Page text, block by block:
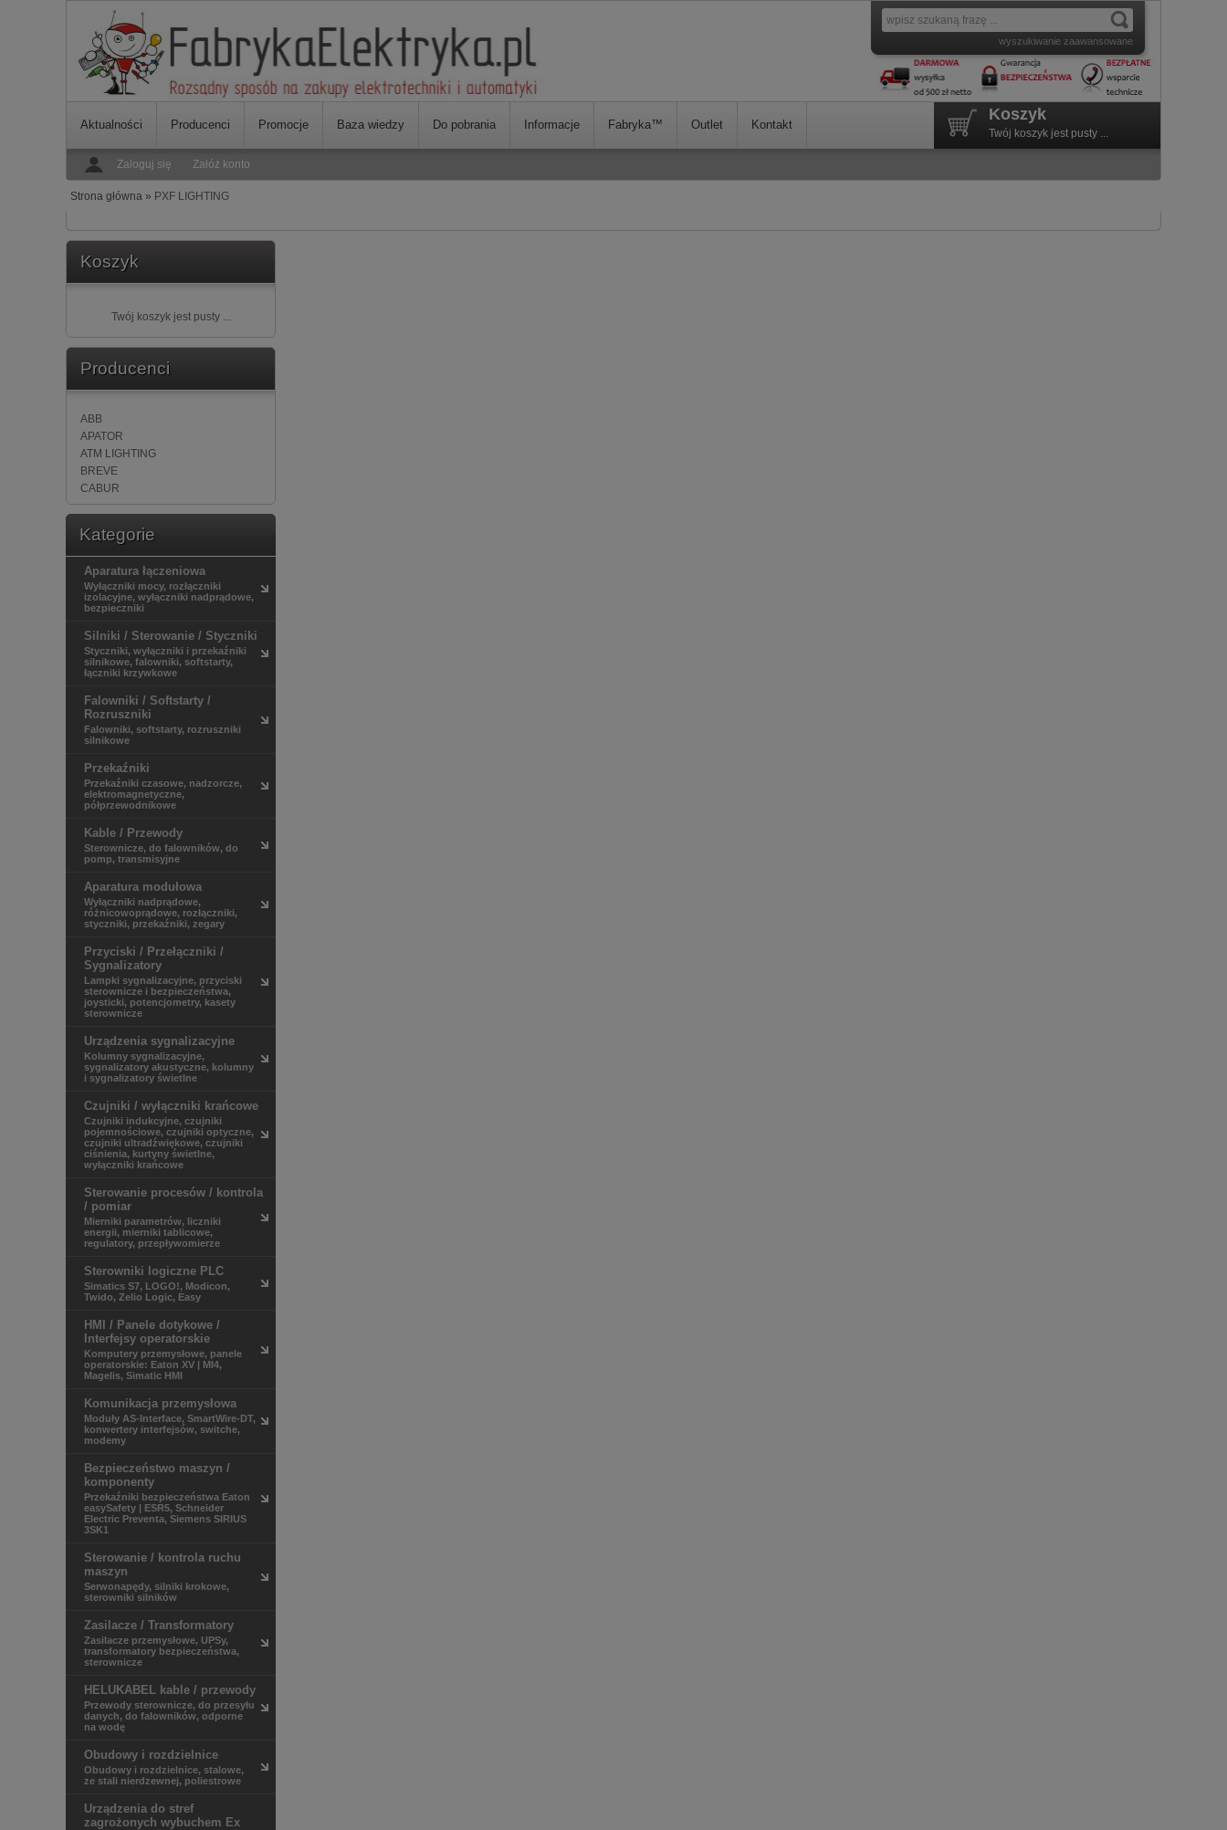
wyszukiwanie zaawansowane
Aktualności Producenci Promocje Baza wiedzy Do pobrania Informacje Fabryka™ Outlet Kontakt
Koszyk
Twój koszyk jest pusty ...
Zaloguj się Załóż konto
Strona główna » PXF LIGHTING
Koszyk
Twój koszyk jest pusty ...
Producenci
ABB
APATOR
ATM LIGHTING
BREVE
CABUR
CANALPLAST
Cel-Mar
DANFOSS
DATALOGIC
DEHN
EATON
ELEKTRO-PLAST OPATÓWEK
ENSTO
ES-SYSTEM
ETI-POLAM
F&F
FINDER
GEWISS
GS Software
Hager
HELUKABEL
HITACHI
KANLUX
LEDIT
Ledvance
LEGRAND
LUMEL
MEGGER
NITECORE
NOVATEK-ELECTRO
PHOENIX CONTACT
PXF LIGHTING
RELPOL
SICK
SIEMENS
SPAMEL
V-TAC
WERMA
Kategorie
Aparatura łączeniowa
Wyłączniki mocy, rozłączniki
izolacyjne, wyłączniki nadprądowe,
bezpieczniki
Silniki / Sterowanie / Styczniki
Styczniki, wyłączniki i przekaźniki
silnikowe, falowniki, softstarty,
łączniki krzywkowe
Falowniki / Softstarty /
Rozruszniki
Falowniki, softstarty, rozruszniki
silnikowe
Przekaźniki
Przekaźniki czasowe, nadzorcze,
elektromagnetyczne,
półprzewodnikowe
Kable / Przewody
Sterownicze, do falowników, do
pomp, transmisyjne
Aparatura modułowa
Wyłączniki nadprądowe,
różnicowoprądowe, rozłączniki,
styczniki, przekaźniki, zegary
Przyciski / Przełączniki /
Sygnalizatory
Lampki sygnalizacyjne, przyciski
sterownicze i bezpieczeństwa,
joysticki, potencjometry, kasety
sterownicze
Urządzenia sygnalizacyjne
Kolumny sygnalizacyjne,
sygnalizatory akustyczne, kolumny
i sygnalizatory świetlne
Czujniki / wyłączniki krańcowe
Czujniki indukcyjne, czujniki
pojemnościowe, czujniki optyczne,
czujniki ultradźwiękowe, czujniki
ciśnienia, kurtyny świetlne,
wyłączniki krańcowe
Sterowanie procesów / kontrola
/ pomiar
Mierniki parametrów, liczniki
energii, mierniki tablicowe,
regulatory, przepływomierze
Sterowniki logiczne PLC
Simatics S7, LOGO!, Modicon,
Twido, Zelio Logic, Easy
HMI / Panele dotykowe /
Interfejsy operatorskie
Komputery przemysłowe, panele
operatorskie: Eaton XV | MI4,
Magelis, Simatic HMI
Komunikacja przemysłowa
Moduły AS-Interface, SmartWire-DT,
konwertery interfejsów, switche,
modemy
Bezpieczeństwo maszyn /
komponenty
Przekaźniki bezpieczeństwa Eaton
easySafety | ESR5, Schneider
Electric Preventa, Siemens SIRIUS
3SK1
Sterowanie / kontrola ruchu
maszyn
Serwonapędy, silniki krokowe,
sterowniki silników
Zasilacze / Transformatory
Zasilacze przemysłowe, UPSy,
transformatory bezpieczeństwa,
sterownicze
HELUKABEL kable / przewody
Przewody sterownicze, do przesyłu
danych, do falowników, odporne
na wodę
Obudowy i rozdzielnice
Obudowy i rozdzielnice, stalowe,
ze stali nierdzewnej, poliestrowe
Urządzenia do stref
zagrożonych wybuchem Ex